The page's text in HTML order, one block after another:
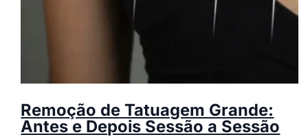
Remoção de Tatuagem Grande:
Antes e Depois Sessão a Sessão